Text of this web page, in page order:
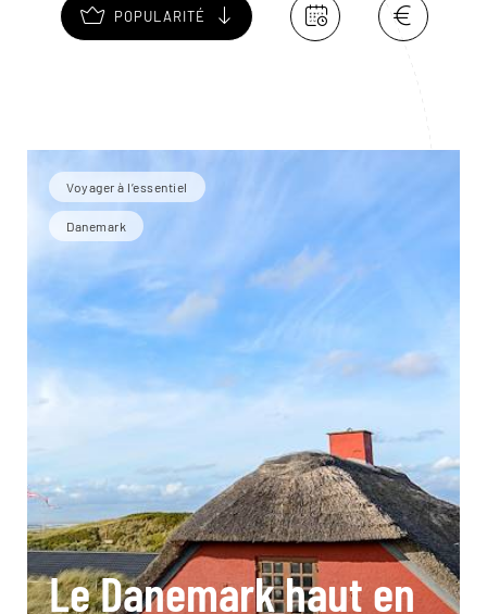
POPULARITÉ
Voyager à l’essentiel
Danemark
Le Danemark haut en